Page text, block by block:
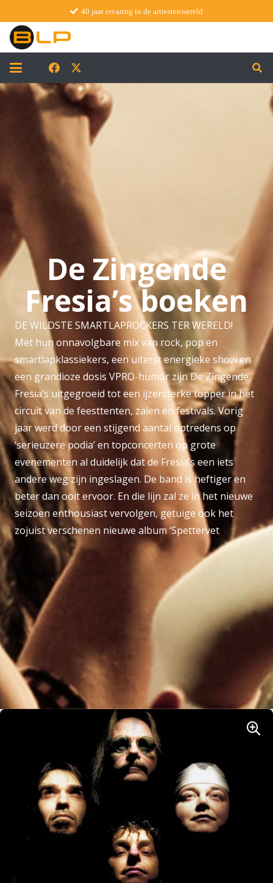
40 jaar ervaring in de artiestenwereld
De Zingende
Fresia’s boeken
DE WILDSTE SMARTLAPROCKERS TER WERELD!
Met hun onnavolgbare mix van rock, pop en
smartlapklassiekers, een uiterst energieke show en
een grandioze dosis VPRO-humor zijn De Zingende
Fresia’s uitgegroeid tot een ijzersterke topper in het
circuit van de feesttenten, zalen en festivals. Vorig
jaar werd door een stijgend aantal optredens op
‘serieuzere podia’ en topconcerten op grote
evenementen al duidelijk dat de Fresia’s een iets
andere weg zijn ingeslagen. De band is heftiger en
beter dan ooit ervoor. En die lijn zal ze in het nieuwe
seizoen enthousiast vervolgen, getuige ook het
zojuist verschenen nieuwe album ‘Spettervet